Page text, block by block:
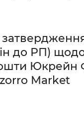
до РП)
Юкрейн
Market